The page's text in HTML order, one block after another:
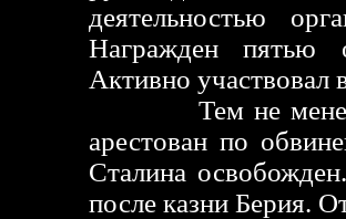
деятельностью
Награжден пятью
Активно участвовал
Тем не
арестован по
Сталина
после казни Берия.